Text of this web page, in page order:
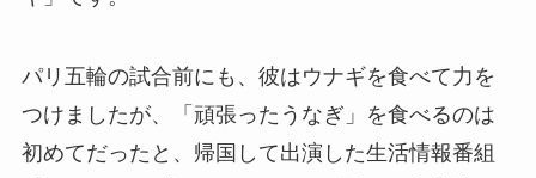
パリ五輪の試合前にも、彼はウナギを食べて力を
つけましたが、「頑張ったうなぎ」を食べるのは
初めてだったと、帰国して出演した生活情報番組